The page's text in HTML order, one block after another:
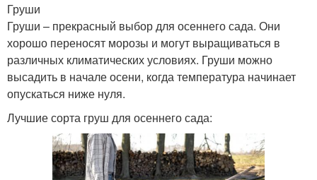
Груши
Груши – прекрасный выбор для осеннего сада. Они
хорошо переносят морозы и могут выращиваться в
различных климатических условиях. Груши можно
высадить в начале осени, когда температура начинает
опускаться ниже нуля.
Лучшие сорта груш для осеннего сада: